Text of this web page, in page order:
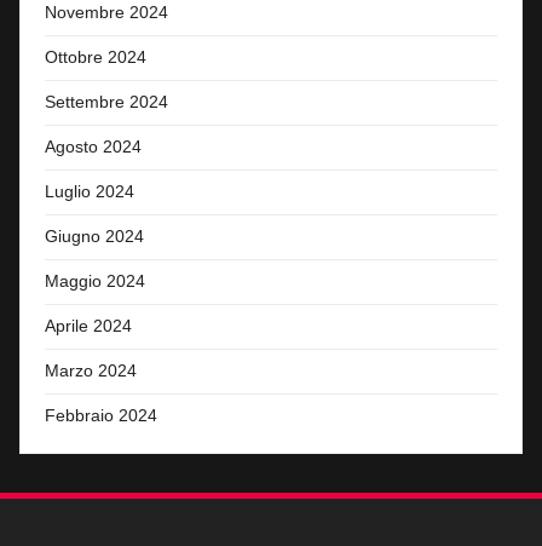
Novembre 2024
Ottobre 2024
Settembre 2024
Agosto 2024
Luglio 2024
Giugno 2024
Maggio 2024
Aprile 2024
Marzo 2024
Febbraio 2024